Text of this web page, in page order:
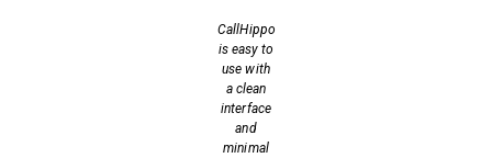
CallHippo
is easy to
use with
a clean
interface
and
minimal